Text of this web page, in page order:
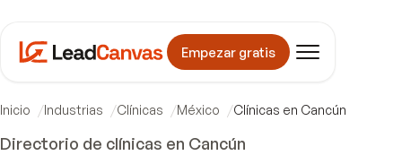
Empezar gratis
Inicio Industrias Clínicas México Clínicas en Cancún
Directorio de clínicas en Cancún